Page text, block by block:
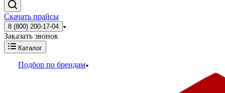
Скачать прайсы
8 (800) 200-17-04
Заказать звонок
Каталог
Подбор по брендам